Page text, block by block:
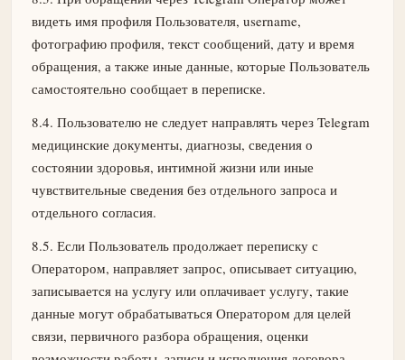
видеть имя профиля Пользователя, username,
фотографию профиля, текст сообщений, дату и время
обращения, а также иные данные, которые Пользователь
самостоятельно сообщает в переписке.
8.4. Пользователю не следует направлять через Telegram
медицинские документы, диагнозы, сведения о
состоянии здоровья, интимной жизни или иные
чувствительные сведения без отдельного запроса и
отдельного согласия.
8.5. Если Пользователь продолжает переписку с
Оператором, направляет запрос, описывает ситуацию,
записывается на услугу или оплачивает услугу, такие
данные могут обрабатываться Оператором для целей
связи, первичного разбора обращения, оценки